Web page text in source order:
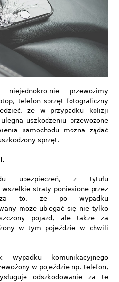
niejednokrotnie przewozimy
telefon sprzęt fotograficzny
że w przypadku kolizji
uszkodzeniu przewożone
samochodu można żądać
sprzęt.
ubezpieczeń, z tytułu
wszelkie straty poniesione przez
to, że po wypadku
może ubiegać się nie tylko
pojazd, ale także za
w tym pojeździe w chwili
komunikacyjnego
w pojeździe np. telefon,
odszkodowanie za te